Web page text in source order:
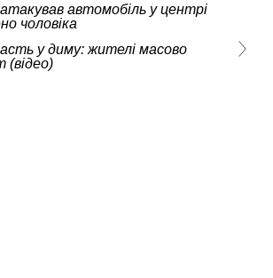
автомобіль у центрі
чоловіка
у диму: жителі масово